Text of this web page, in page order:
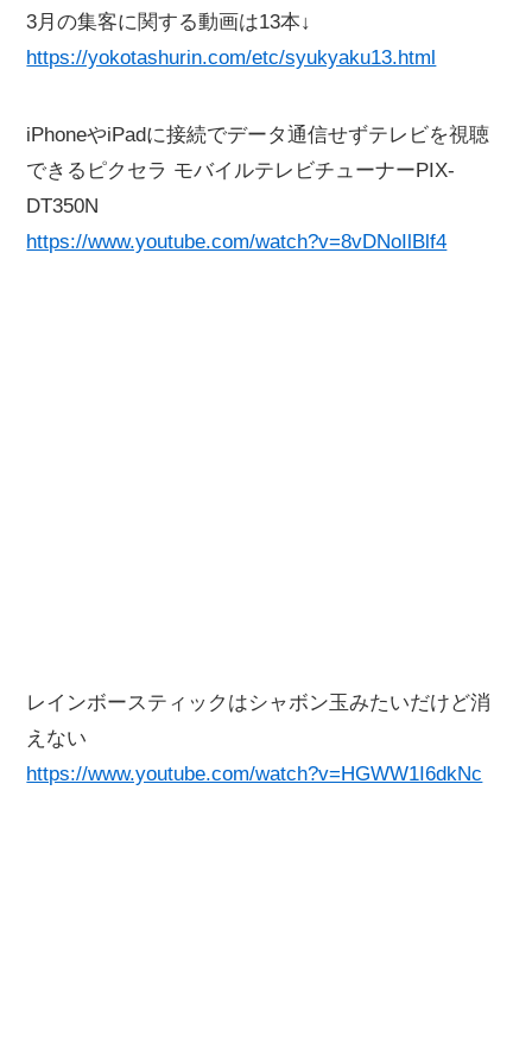
3月の集客に関する動画は13本↓
https://yokotashurin.com/etc/syukyaku13.html
iPhoneやiPadに接続でデータ通信せずテレビを視聴
できるピクセラ モバイルテレビチューナーPIX-
DT350N
https://www.youtube.com/watch?v=8vDNoIlBlf4
レインボースティックはシャボン玉みたいだけど消
えない
https://www.youtube.com/watch?v=HGWW1I6dkNc